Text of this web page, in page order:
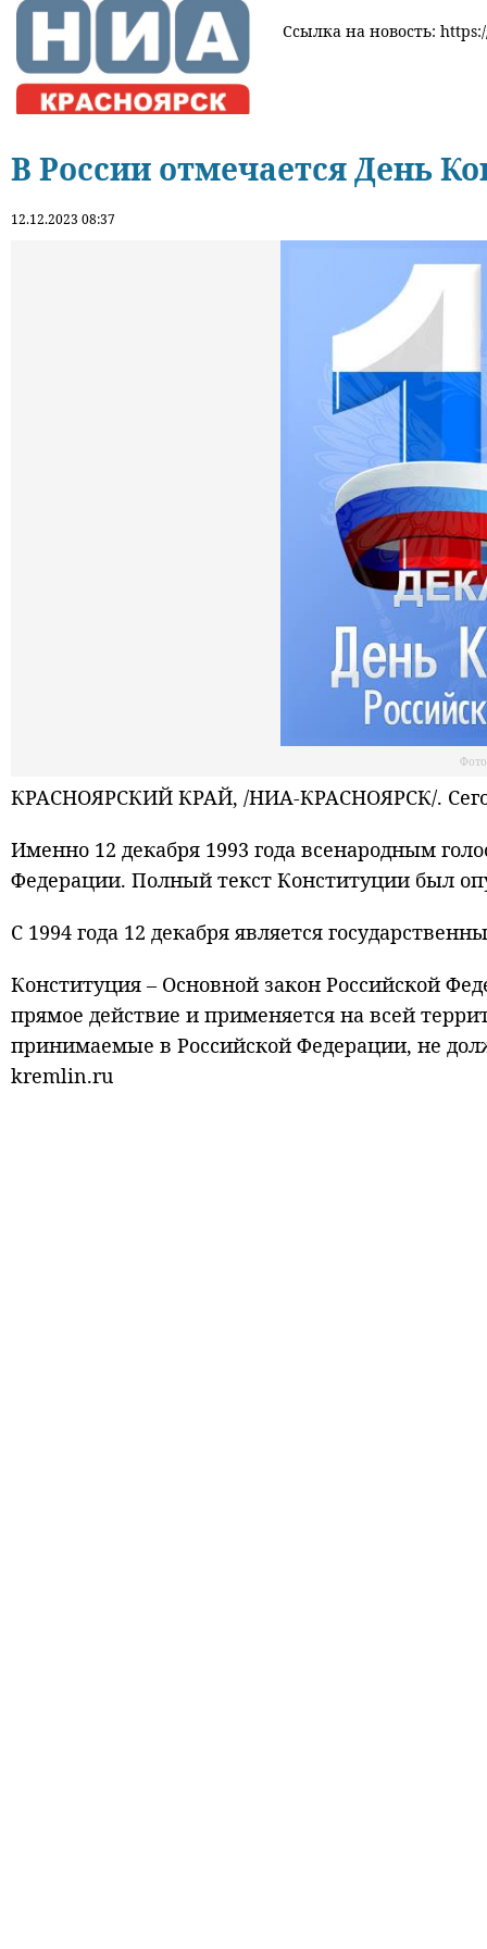
Ссылка на новость:
В России отмечается День
12.12.2023 08:37
КРАСНОЯРСКИЙ КРАЙ, /НИА-КРАСНОЯРСК/.
Именно 12 декабря 1993 года всенародным
Федерации. Полный текст Конституции был
С 1994 года 12 декабря является
Конституция – Основной закон Российской
прямое действие и применяется на всей
принимаемые в Российской Федерации, не
kremlin.ru